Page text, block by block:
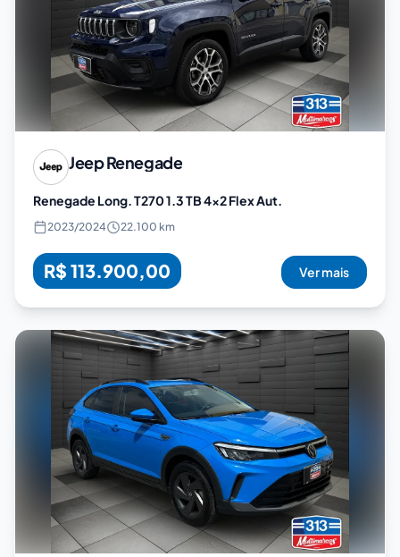
JeepRenegade
Renegade Long. T270 1.3 TB 4x2 Flex Aut.
2023/2024 22.100 km
R$ 113.900,00 Ver mais